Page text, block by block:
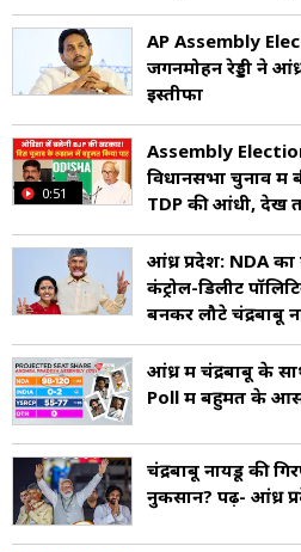
AP Assembly
जगनमोहन रेड्डी ने
इस्तीफा
0:51
Assembly
विधानसभा चुनाव में
TDP की आंधी, देखें
आंध्र प्रदेश: NDA
कंट्रोल-डिलीट
बनकर लौटे चंद्रबाबू
आंध्र में चंद्रबाबू के
Poll में बहुमत के
चंद्रबाबू नायडू की
नुकसान? पढ़ें- आंध्र